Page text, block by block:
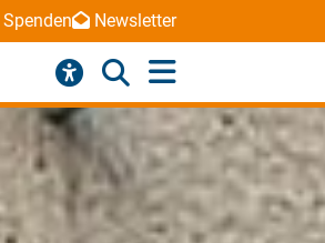
Spenden Newsletter